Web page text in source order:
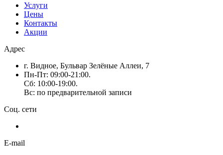
Услуги
Цены
Контакты
Акции
Адрес
г. Видное, Бульвар Зелёные Аллеи, 7
Пн-Пт: 09:00-21:00.
Сб: 10:00-19:00.
Вс: по предварительной записи
Соц. сети
E-mail